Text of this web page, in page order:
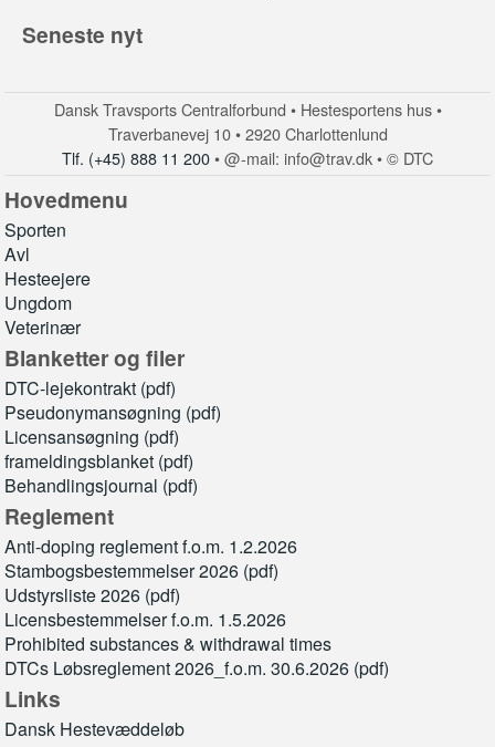
Seneste nyt
Dansk Travsports Centralforbund • Hestesportens hus •
Traverbanevej 10 • 2920 Charlottenlund
Tlf. (+45) 888 11 200• @-mail: info@trav.dk • © DTC
Hovedmenu
Sporten
Avl
Hesteejere
Ungdom
Veterinær
Blanketter og filer
DTC-lejekontrakt (pdf)
Pseudonymansøgning (pdf)
Licensansøgning (pdf)
frameldingsblanket (pdf)
Behandlingsjournal (pdf)
Reglement
Anti-doping reglement f.o.m. 1.2.2026
Stambogsbestemmelser 2026 (pdf)
Udstyrsliste 2026 (pdf)
Licensbestemmelser f.o.m. 1.5.2026
Prohibited substances & withdrawal times
DTCs Løbsreglement 2026_f.o.m. 30.6.2026 (pdf)
Links
Dansk Hestevæddeløb